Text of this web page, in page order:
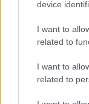
device
I want to
related to
I want to
related to